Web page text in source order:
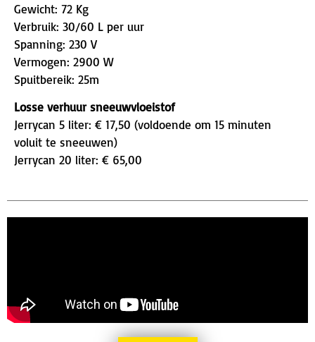
Gewicht: 72 Kg
Verbruik: 30/60 L per uur
Spanning: 230 V
Vermogen: 2900 W
Spuitbereik: 25m
Losse verhuur sneeuwvloeistof
Jerrycan 5 liter: € 17,50 (voldoende om 15 minuten
voluit te sneeuwen)
Jerrycan 20 liter: € 65,00